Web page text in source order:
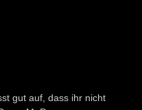
gut auf, dass ihr nicht